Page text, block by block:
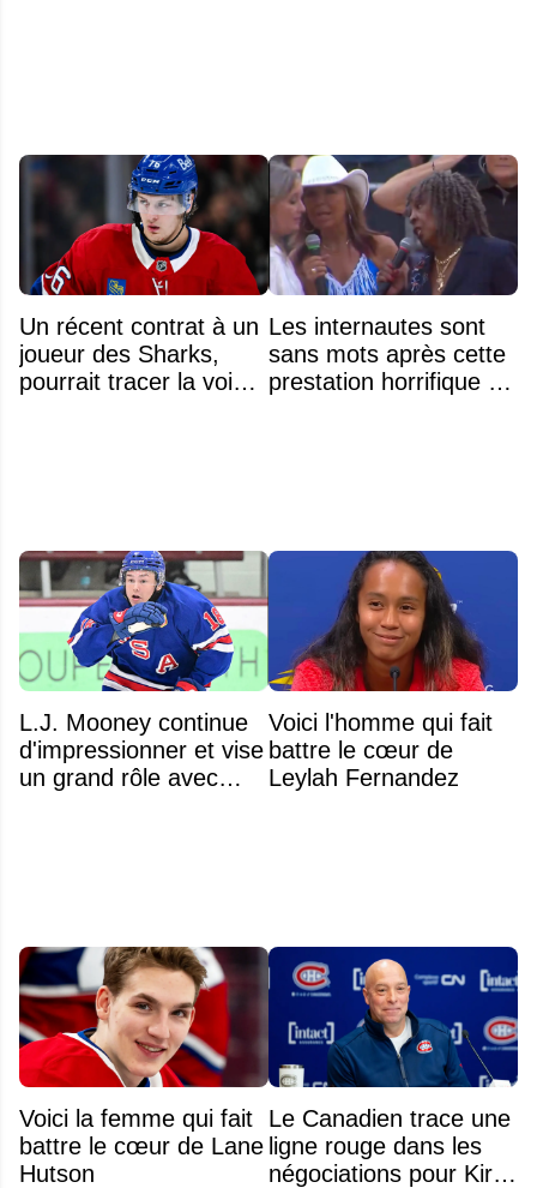
Un récent contrat à un
joueur des Sharks,
pourrait tracer la voie à
Les internautes sont
sans mots après cette
prestation horrifique de
L.J. Mooney continue
d'impressionner et vise
un grand rôle avec
Voici l'homme qui fait
battre le cœur de
Leylah Fernandez
Voici la femme qui fait
battre le cœur de Lane
Hutson
Le Canadien trace une
ligne rouge dans les
négociations pour Kirill